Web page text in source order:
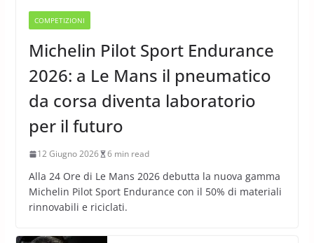
COMPETIZIONI
Michelin Pilot Sport Endurance
2026: a Le Mans il pneumatico
da corsa diventa laboratorio
per il futuro
12 Giugno 2026 6 min read
Alla 24 Ore di Le Mans 2026 debutta la nuova gamma
Michelin Pilot Sport Endurance con il 50% di materiali
rinnovabili e riciclati.